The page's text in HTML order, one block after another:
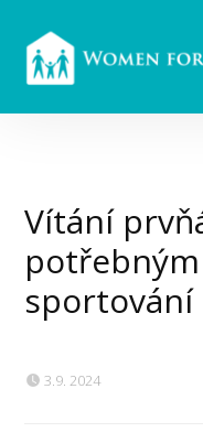
Vítání
3.9. 2024